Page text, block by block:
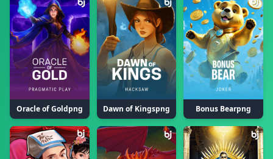
Oracle of Goldpng Dawn of Kingspng Bonus Bearpng